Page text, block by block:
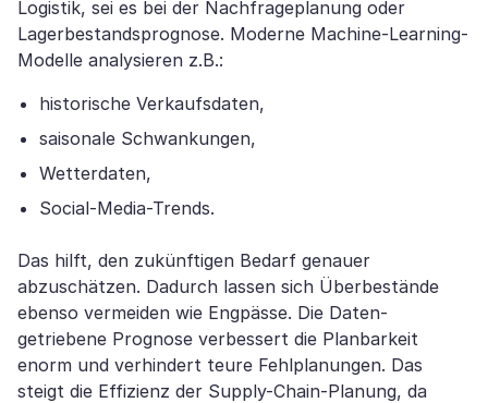
Logistik, sei es bei der Nachfrageplanung oder
Lagerbestandsprognose. Moderne Machine-Learning-
Modelle analysieren z.B.:
historische Verkaufsdaten,
saisonale Schwankungen,
Wetterdaten,
Social-Media-Trends.
Das hilft, den zukünftigen Bedarf genauer
abzuschätzen. Dadurch lassen sich Überbestände
ebenso vermeiden wie Engpässe. Die Daten-
getriebene Prognose verbessert die Planbarkeit
enorm und verhindert teure Fehlplanungen. Das
steigt die Effizienz der Supply-Chain-Planung, da